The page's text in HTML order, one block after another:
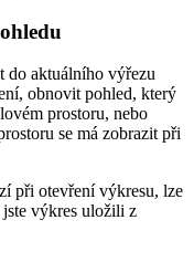
do aktuálního výřezu
obnovit pohled, který
prostoru, nebo
se má zobrazit při
při otevření výkresu, lze
výkres uložili z